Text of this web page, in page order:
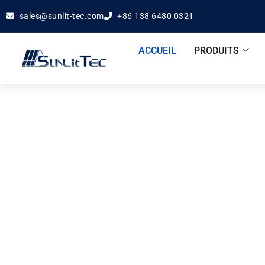
sales@sunlit-tec.com +86 138 6480 0321
ACCUEIL PRODUITS